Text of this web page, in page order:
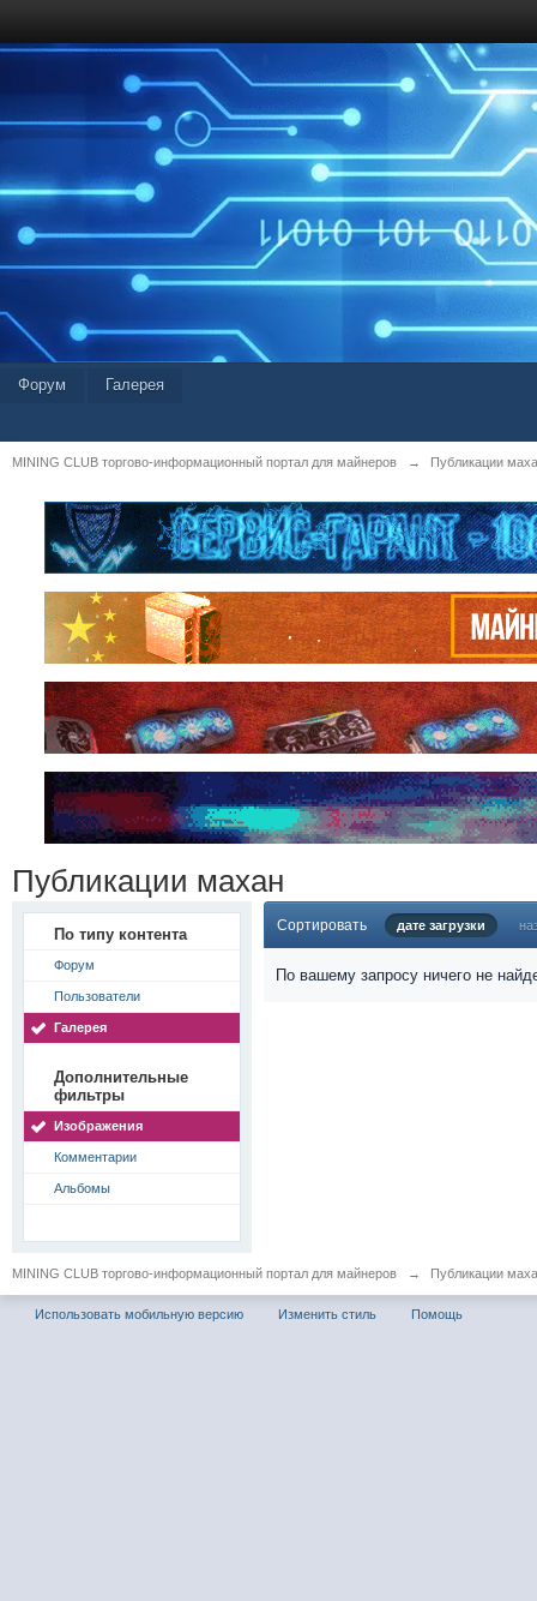
Форум Галерея
MINING CLUB торгово-информационный портал для майнеров → Публикации
Публикации махан
По типу контента
Форум
Пользователи
Галерея
Дополнительные
фильтры
Изображения
Комментарии
Альбомы
Сортировать дате загрузки
По вашему запросу ничего не
MINING CLUB торгово-информационный портал для майнеров → Публикации
Использовать мобильную версию Изменить стиль Помощь